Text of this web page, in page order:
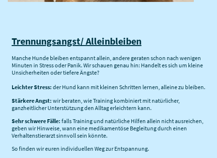
Trennungsangst/ Alleinbleiben
Manche Hunde bleiben entspannt allein, andere geraten schon nach wenigen
Minuten in Stress oder Panik. Wir schauen genau hin: Handelt es sich um kleine
Unsicherheiten oder tiefere Ängste?
Leichter Stress: der Hund kann mit kleinen Schritten lernen, alleine zu bleiben.
Stärkere Angst: wir beraten, wie Training kombiniert mit natürlicher,
ganzheitlicher Unterstützung den Alltag erleichtern kann.
Sehr schwere Fälle: falls Training und natürliche Hilfen allein nicht ausreichen,
geben wir Hinweise, wann eine medikamentöse Begleitung durch einen
Verhaltenstierarzt sinnvoll sein könnte.
So finden wir euren individuellen Weg zur Entspannung.